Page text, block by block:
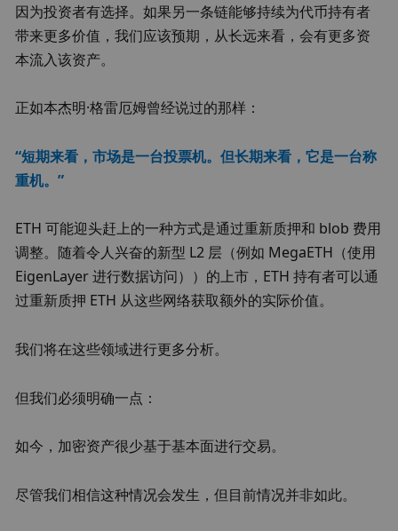
因为投资者有选择。如果另一条链能够持续为代币持有者
带来更多价值，我们应该预期，从长远来看，会有更多资
本流入该资产。
正如本杰明·格雷厄姆曾经说过的那样：
“短期来看，市场是一台投票机。但长期来看，它是一台称
重机。”
ETH 可能迎头赶上的一种方式是通过重新质押和 blob 费用
调整。随着令人兴奋的新型 L2 层（例如 MegaETH（使用
EigenLayer 进行数据访问））的上市，ETH 持有者可以通
过重新质押 ETH 从这些网络获取额外的实际价值。
我们将在这些领域进行更多分析。
但我们必须明确一点：
如今，加密资产很少基于基本面进行交易。
尽管我们相信这种情况会发生，但目前情况并非如此。